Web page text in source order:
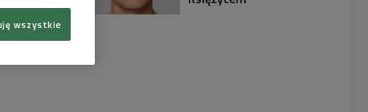
wszystkie